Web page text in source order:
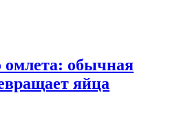
обычная
яйца